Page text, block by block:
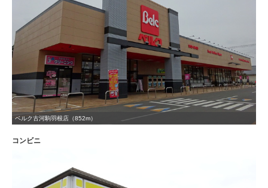
ベルク古河駒羽根店（852m）
コンビニ